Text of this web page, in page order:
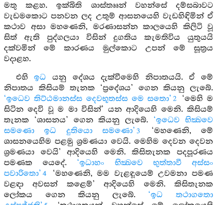
මතු කළහ. ඉක්බිති ශාස්තෲන් වහන්සේ දම්සබාවට
වැඩමකොට පනවන ලද උතුම් ආසනයෙහි වැඩහිඳිමින් ඒ
කථාව අසා මහණෙනි, මරණාසන්න කාලයෙහි කිලිටි වූ
සිත් ඇති පුද්ගලයා විසින් දුගතිය කැමතිවිය යුතුයයි
දක්වමින් මේ කාරණය මුල්කොට උපන් මේ සූත්‍රය
වදාළහ.
එහිඉධ යනු දේශය දැක්වීමෙහි නිපාතයයි. ඒ මේ
නිපාතය කිසියම් තැනක ‘ප්‍රදේශය’ ගෙන කියනු ලැබේ.
‘ඉධෙව තිට්ඨමානස්ස දෙවභූතස්ස මෙ සතො’ 2
‘මෙහි ම
සිටින දෙවි වූ ම මා විසින්’ යන ආදියෙහි මෙනි. කිසියම්
තැනක ‘ශාසනය’ ගෙන කියනු ලැබේ. ‘ඉධෙව භික්‍ඛවෙ
සමණො ඉධ දුතියො සමණො’ 3
‘මහණෙනි, මේ
ශාසනයෙහිම පළමු ශ්‍රමණයා වෙයි. මෙහිම දෙවන දෙවන
ශ්‍රමණයා වෙයි’ ආදියෙහි මෙනි. කිසිතැනක පදපූරණය
පමණක යෙදේ. ‘ඉධාහං භික්‍ඛවෙ භුත්තාවී අස්සං
පවාරිතො’ 4
‘මහණෙනි, මම වැළඳූයෙම් උවමනා පමණ
වළඳා අවසන් කළෙම්’ ආදියෙහි මෙනි. කිසිතැනක
ලෝකය ගෙන කියනු ලැබේ. ‘ඉධ තථාගතො